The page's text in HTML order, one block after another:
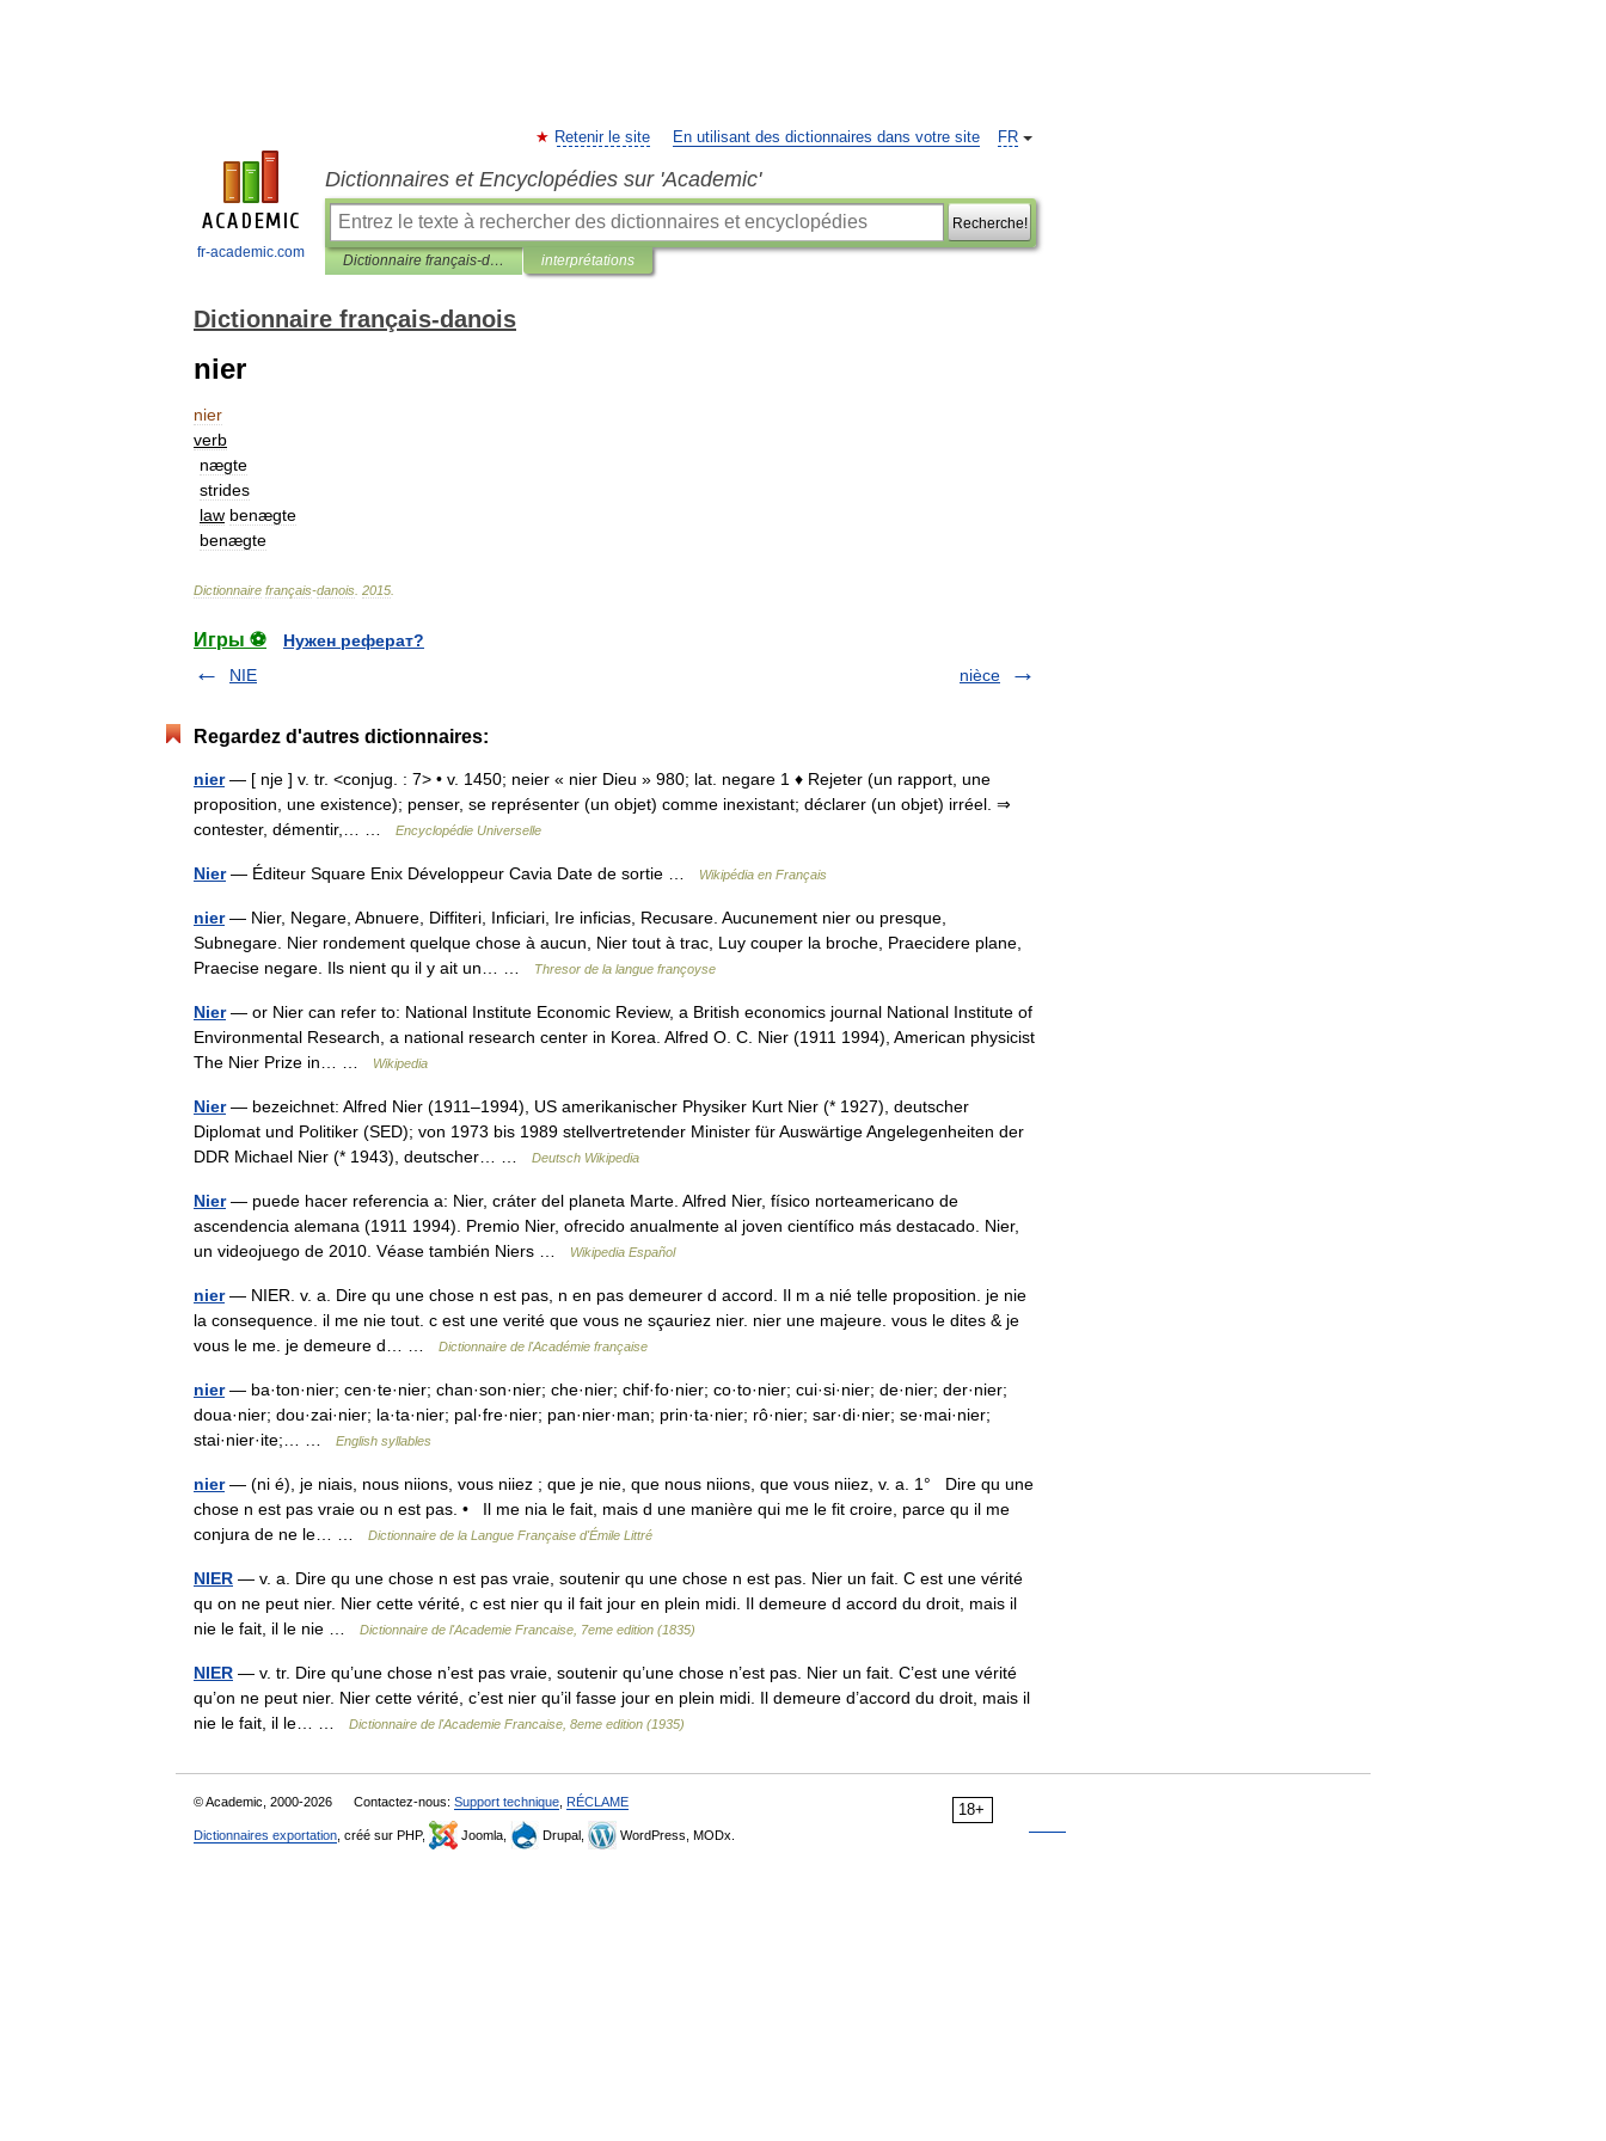
fr-academic.com
FR
Retenir le site En utilisant des dictionnaires dans votre site
Dictionnaires et Encyclopédies sur 'Academic'
Recherche!
Dictionnaire français-danois interprétations
Dictionnaire français-danois
nier
nier
verb
nægte
strides
law benægte
benægte
Dictionnaire français-danois 2015
Игры ⚽
Нужен реферат?
NIE
nièce
Regardez d'autres dictionnaires:
nier— [ nje ] v. tr. <conjug. : 7> • v. 1450; neier « nier Dieu » 980; lat. negare 1 ♦ Rejeter (un rapport, une
proposition, une existence); penser, se représenter (un objet) comme inexistant; déclarer (un objet) irréel. ⇒
contester, démentir,… …
Encyclopédie Universelle
Nier— Éditeur Square Enix Développeur Cavia Date de sortie … Wikipédia en Français
nier— Nier, Negare, Abnuere, Diffiteri, Inficiari, Ire inficias, Recusare. Aucunement nier ou presque,
Subnegare. Nier rondement quelque chose à aucun, Nier tout à trac, Luy couper la broche, Praecidere plane,
Praecise negare. Ils nient qu il y ait un… …
Thresor de la langue françoyse
Nier— or Nier can refer to: National Institute Economic Review, a British economics journal National Institute of
Environmental Research, a national research center in Korea. Alfred O. C. Nier (1911 1994), American physicist
The Nier Prize in… …
Wikipedia
Nier— bezeichnet: Alfred Nier (1911–1994), US amerikanischer Physiker Kurt Nier (* 1927), deutscher
Diplomat und Politiker (SED); von 1973 bis 1989 stellvertretender Minister für Auswärtige Angelegenheiten der
DDR Michael Nier (* 1943), deutscher… …
Deutsch Wikipedia
Nier— puede hacer referencia a: Nier, cráter del planeta Marte. Alfred Nier, físico norteamericano de
ascendencia alemana (1911 1994). Premio Nier, ofrecido anualmente al joven científico más destacado. Nier,
un videojuego de 2010. Véase también Niers …
Wikipedia Español
nier— NIER. v. a. Dire qu une chose n est pas, n en pas demeurer d accord. Il m a nié telle proposition. je nie
la consequence. il me nie tout. c est une verité que vous ne sçauriez nier. nier une majeure. vous le dites & je
vous le me. je demeure d… …
Dictionnaire de l'Académie française
nier— ba·ton·nier; cen·te·nier; chan·son·nier; che·nier; chif·fo·nier; co·to·nier; cui·si·nier; de·nier; der·nier;
doua·nier; dou·zai·nier; la·ta·nier; pal·fre·nier; pan·nier·man; prin·ta·nier; rô·nier; sar·di·nier; se·mai·nier;
stai·nier·ite;… …
English syllables
nier— (ni é), je niais, nous niions, vous niiez ; que je nie, que nous niions, que vous niiez, v. a. 1° Dire qu une
chose n est pas vraie ou n est pas. • Il me nia le fait, mais d une manière qui me le fit croire, parce qu il me
conjura de ne le… …
Dictionnaire de la Langue Française d'Émile Littré
NIER — v. a. Dire qu une chose n est pas vraie, soutenir qu une chose n est pas. Nier un fait. C est une vérité
qu on ne peut nier. Nier cette vérité, c est nier qu il fait jour en plein midi. Il demeure d accord du droit, mais il
nie le fait, il le nie …
Dictionnaire de l'Academie Francaise, 7eme edition (1835)
NIER — v. tr. Dire qu’une chose n’est pas vraie, soutenir qu’une chose n’est pas. Nier un fait. C’est une vérité
qu’on ne peut nier. Nier cette vérité, c’est nier qu’il fasse jour en plein midi. Il demeure d’accord du droit, mais il
nie le fait, il le… …
Dictionnaire de l'Academie Francaise, 8eme edition (1935)
18+
© Academic, 2000-2026 Contactez-nous: Support technique RÉCLAME
Dictionnaires exportation , créé sur PHP, Joomla, Drupal, WordPress, MODx.